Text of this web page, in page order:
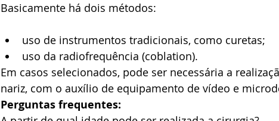
Basicamente há dois métodos:
uso de instrumentos tradicionais, como curetas;
uso da radiofrequência (coblation).
Em casos selecionados, pode ser necessária a
nariz, com o auxílio de equipamento de vídeo e
Perguntas frequentes: